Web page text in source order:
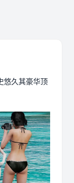
悠久其豪华顶